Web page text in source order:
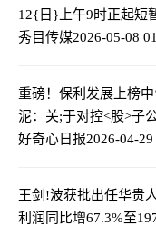
12{日}上午9时正起短
秀目传媒2026-05-08
重磅！保利发展上榜
泥：关;于对控<股>子
好奇心日报2026-04-
王剑!波获批出任华贵
利润同比增67.3%至